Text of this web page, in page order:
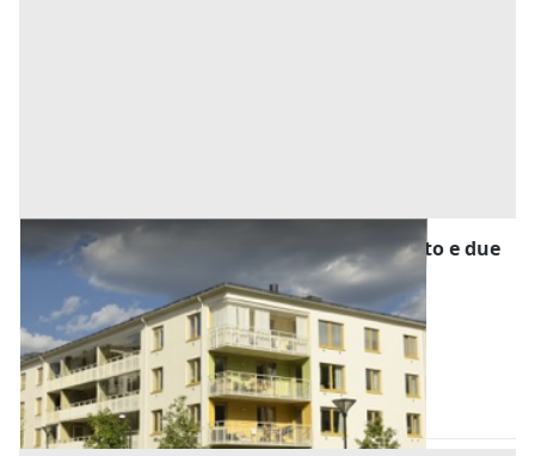
Asta Abitazione senza ascensore con salotto e due
stanze da letto
Altofonte (Palermo)
Offerta minima
21.375 € 28.500 €
Codice asta: b39f793f
Asta chiusa